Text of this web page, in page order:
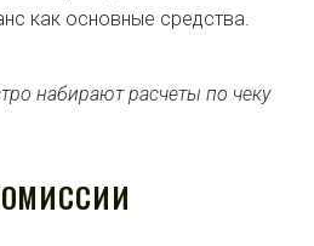
как основные средства.